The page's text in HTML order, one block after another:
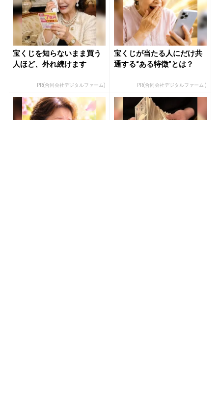
宝くじを知らないまま買う
人ほど、外れ続けます
PR(合同会社デジタルファーム)
宝くじが当たる人にだけ共
通する“ある特徴”とは？
PR(合同会社デジタルファーム )